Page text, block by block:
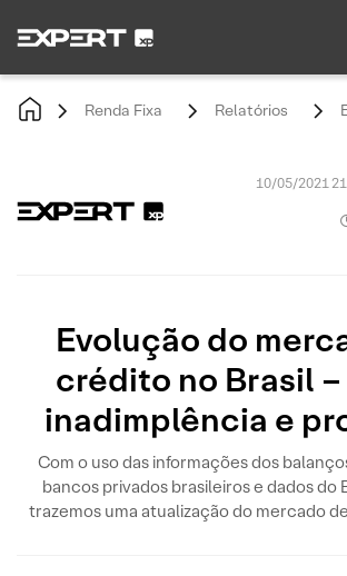
Renda Fixa Relatórios
10/05/2021
Evolução do
crédito no Brasil
inadimplência e
Com o uso das informações dos
bancos privados brasileiros e dados do
trazemos uma atualização do mercado